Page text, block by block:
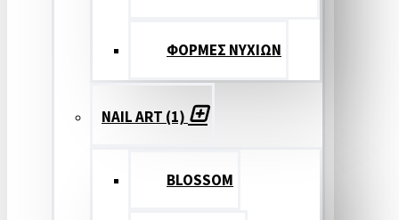
ΦΟΡΜΕΣ ΝΥΧΙΩΝ
NAIL ART (1)
BLOSSOM